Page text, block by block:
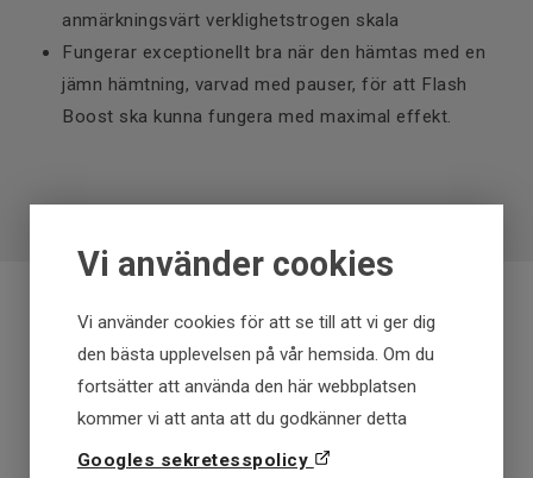
Vi använder cookies
Vi använder cookies för att se till att vi ger dig
den bästa upplevelsen på vår hemsida. Om du
fortsätter att använda den här webbplatsen
kommer vi att anta att du godkänner detta
Googles sekretesspolicy
anmärkningsvärt verklighetstrogen skala
Fungerar exceptionellt bra när den hämtas med en
jämn hämtning, varvad med pauser, för att Flash
Boost ska kunna fungera med maximal effekt.
Fraktfritt över 699 kr
Få först - Betala senare